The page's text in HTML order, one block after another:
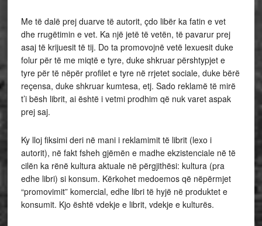
Me të dalë prej duarve të autorit, çdo libër ka fatin e vet
dhe rrugëtimin e vet. Ka një jetë të vetën, të pavarur prej
asaj të krijuesit të tij. Do ta promovojnë vetë lexuesit duke
folur për të me miqtë e tyre, duke shkruar përshtypjet e
tyre për të nëpër profilet e tyre në rrjetet sociale, duke bërë
reçensa, duke shkruar kumtesa, etj. Sado reklamë të mirë
t’i bësh librit, ai është i vetmi prodhim që nuk varet aspak
prej saj.
Ky lloj fiksimi deri në mani i reklamimit të librit (lexo i
autorit), në fakt fsheh gjëmën e madhe ekzistenciale në të
cilën ka rënë kultura aktuale në përgjithësi: kultura (pra
edhe libri) si konsum. Kërkohet medoemos që nëpërmjet
“promovimit” komercial, edhe libri të hyjë në produktet e
konsumit. Kjo është vdekje e librit, vdekje e kulturës.